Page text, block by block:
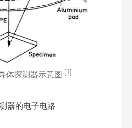
体探测器示意图 [1]
器的电子电路